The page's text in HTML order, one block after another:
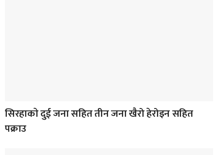
सिरहाकाे दुई जना सहित तीन जना खैरो हेरोइन सहित
पक्राउ